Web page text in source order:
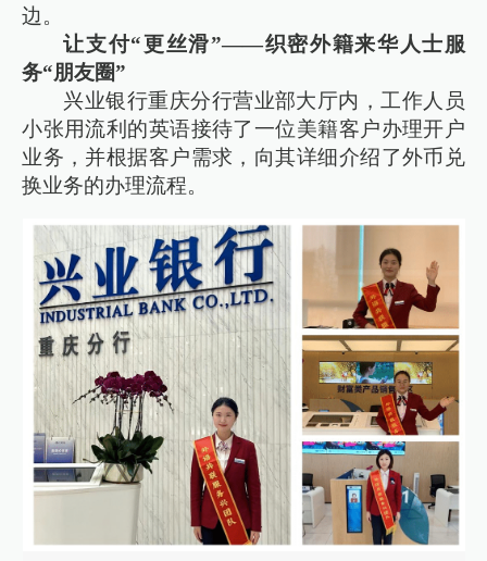
边。
让支付“更丝滑”——织密外籍来华人士服
务“朋友圈”
兴业银行重庆分行营业部大厅内，工作人员
小张用流利的英语接待了一位美籍客户办理开户
业务，并根据客户需求，向其详细介绍了外币兑
换业务的办理流程。